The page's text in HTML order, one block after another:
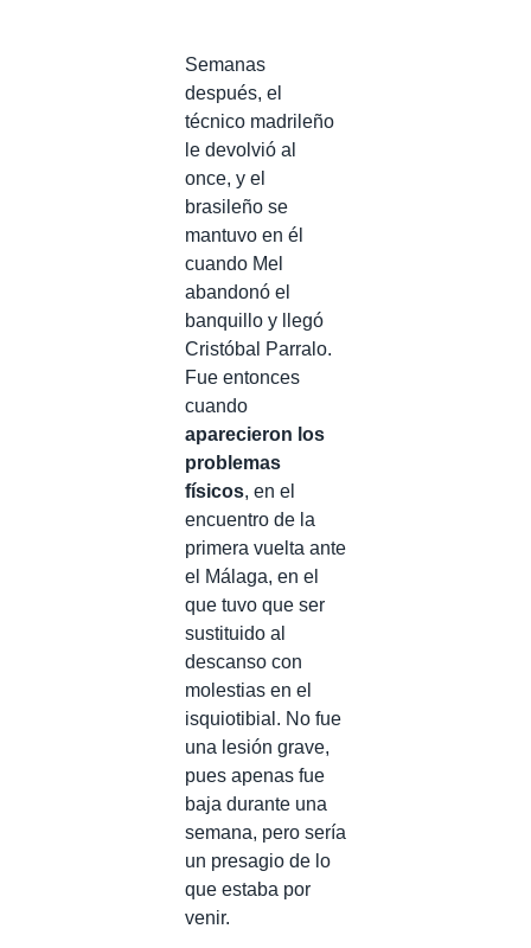
Semanas
después, el
técnico madrileño
le devolvió al
once, y el
brasileño se
mantuvo en él
cuando Mel
abandonó el
banquillo y llegó
Cristóbal Parralo.
Fue entonces
cuando
aparecieron los
problemas
físicos, en el
encuentro de la
primera vuelta ante
el Málaga, en el
que tuvo que ser
sustituido al
descanso con
molestias en el
isquiotibial. No fue
una lesión grave,
pues apenas fue
baja durante una
semana, pero sería
un presagio de lo
que estaba por
venir.